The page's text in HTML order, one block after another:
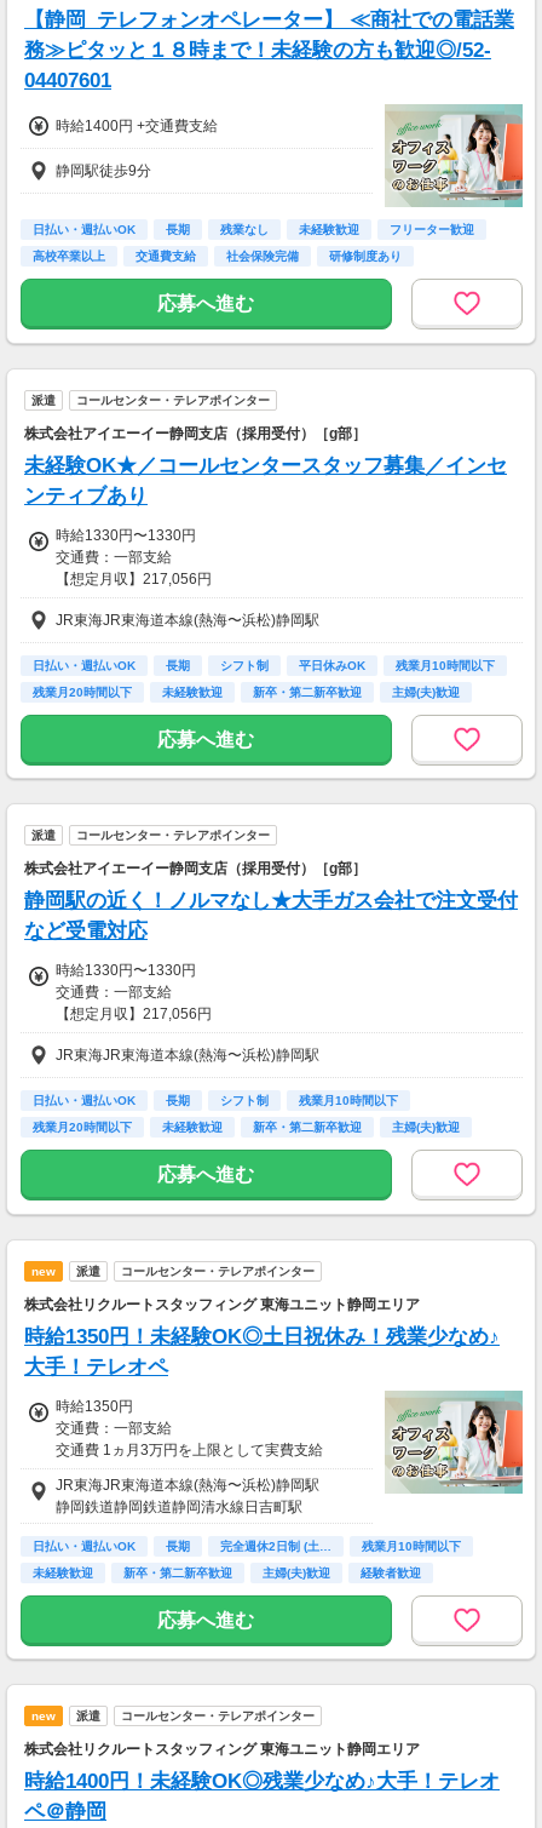
【静岡_テレフォンオペレーター】 ≪商社での電話業
務≫ピタッと１８時まで！未経験の方も歓迎◎/52-
04407601
時給1400円 +交通費支給
静岡駅徒歩9分
日払い・週払いOK 長期 残業なし 未経験歓迎
フリーター歓迎
高校卒業以上
交通費支給 社会保険完備 研修制度あり
応募へ進む
派遣 コールセンター・テレアポインター
株式会社アイエーイー静岡支店（採用受付）［g部］
未経験OK★／コールセンタースタッフ募集／インセ
ンティブあり
時給1330円〜1330円
交通費：一部支給
【想定月収】217,056円
［交通費］一部支給 交通費上限632円/日
kkw_bcov2106
JR東海JR東海道本線(熱海〜浜松)静岡駅
日払い・週払いOK 長期 シフト制 平日休みOK
残業月10時間以下
残業月20時間以下
未経験歓迎 新卒・第二新卒歓迎 主婦(夫)歓迎
応募へ進む
派遣 コールセンター・テレアポインター
株式会社アイエーイー静岡支店（採用受付）［g部］
静岡駅の近く！ノルマなし★大手ガス会社で注文受付
など受電対応
時給1330円〜1330円
交通費：一部支給
【想定月収】217,056円
［交通費］一部支給 交通費上限632円/日
kkw_bcov2106
JR東海JR東海道本線(熱海〜浜松)静岡駅
日払い・週払いOK 長期 シフト制
残業月10時間以下
残業月20時間以下
未経験歓迎 新卒・第二新卒歓迎
主婦(夫)歓迎
経験者歓迎
応募へ進む
new 派遣 コールセンター・テレアポインター
株式会社リクルートスタッフィング 東海ユニット静岡エリア
時給1350円！未経験OK◎土日祝休み！残業少なめ♪
大手！テレオペ
時給1350円
交通費：一部支給
交通費 1ヵ月3万円を上限として実費支給
月収例 19万5750円 時給1350円×実働7h15m×
週5日×4週
※月収例を保証するものではありません。
※給与即受取りサービス利用可（利用条件有）
ha_rs_001
JR東海JR東海道本線(熱海〜浜松)静岡駅
静岡鉄道静岡鉄道静岡清水線日吉町駅
日払い・週払いOK 長期 完全週休2日制 (土…
残業月10時間以下
未経験歓迎
新卒・第二新卒歓迎 主婦(夫)歓迎
経験者歓迎
ＰＣスキル不要
応募へ進む
new 派遣 コールセンター・テレアポインター
株式会社リクルートスタッフィング 東海ユニット静岡エリア
時給1400円！未経験OK◎残業少なめ♪大手！テレオ
ペ＠静岡